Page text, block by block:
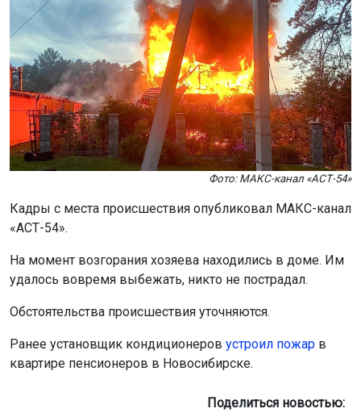
Фото: МАКС-канал «АСТ-54»
Кадры с места происшествия опубликовал МАКС-канал
«АСТ-54».
На момент возгорания хозяева находились в доме. Им
удалось вовремя выбежать, никто не пострадал.
Обстоятельства происшествия уточняются.
Ранее установщик кондиционеров устроил пожар в
квартире пенсионеров в Новосибирске.
Поделиться новостью: